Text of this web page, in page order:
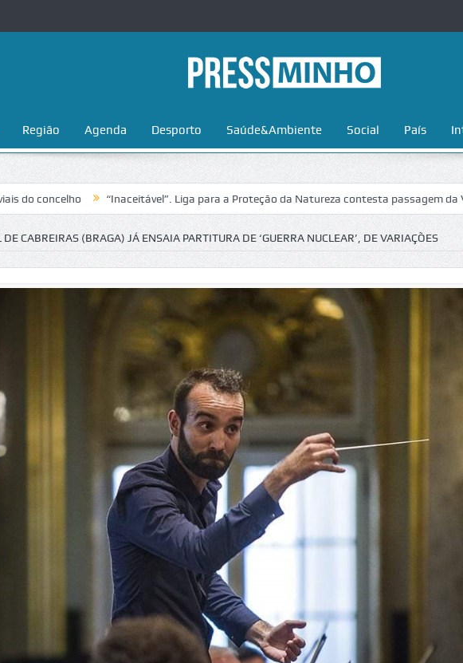
Região Agenda Desporto Saúde&Ambiente Social País
“Inaceitável”. Liga para a Proteção da Natureza contesta passagem da Volta a
CABREIRAS (BRAGA) JÁ ENSAIA PARTITURA DE ‘GUERRA NUCLEAR’, DE VARIAÇÕES